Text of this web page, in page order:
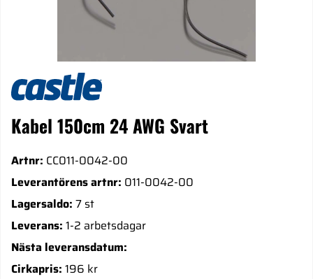
Kabel 150cm 24 AWG Svart
Artnr: CC011-0042-00
Leverantörens artnr: 011-0042-00
Lagersaldo: 7 st
Leverans: 1-2 arbetsdagar
Nästa leveransdatum:
Cirkapris: 196 kr